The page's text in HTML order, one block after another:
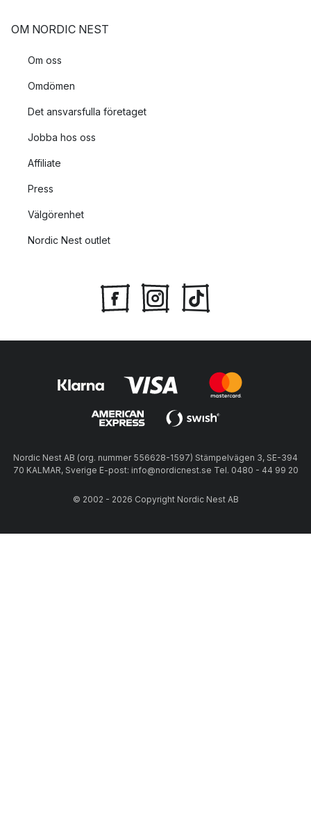
OM NORDIC NEST
Om oss
Omdömen
Det ansvarsfulla företaget
Jobba hos oss
Affiliate
Press
Välgörenhet
Nordic Nest outlet
Nordic Nest AB (org. nummer 556628-1597) Stämpelvägen 3, SE-394
70 KALMAR, Sverige E-post: info@nordicnest.se Tel. 0480 - 44 99 20
© 2002 - 2026 Copyright Nordic Nest AB